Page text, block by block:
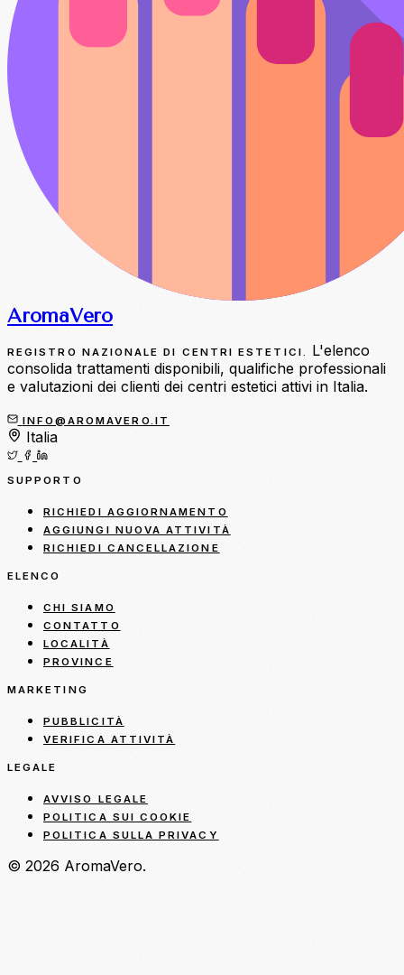
AromaVero
REGISTRO NAZIONALE DI CENTRI ESTETICI.
L'elenco
consolida trattamenti disponibili, qualifiche professionali
e valutazioni dei clienti dei centri estetici attivi in Italia.
INFO@AROMAVERO.IT
Italia
SUPPORTO
RICHIEDI AGGIORNAMENTO
AGGIUNGI NUOVA ATTIVITÀ
RICHIEDI CANCELLAZIONE
ELENCO
CHI SIAMO
CONTATTO
LOCALITÀ
PROVINCE
MARKETING
PUBBLICITÀ
VERIFICA ATTIVITÀ
LEGALE
AVVISO LEGALE
POLITICA SUI COOKIE
POLITICA SULLA PRIVACY
© 2026 AromaVero.